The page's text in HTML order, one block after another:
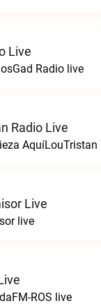
Live
Radio live
Radio Live
AquíLouTristan
Live
live
ROS live